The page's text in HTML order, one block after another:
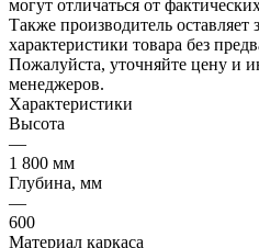
могут отличаться от
Также производитель оставляет
характеристики товара без
Пожалуйста, уточняйте цену и
менеджеров.
Характеристики
Высота
—
1 800 мм
Глубина, мм
—
600
Материал каркаса